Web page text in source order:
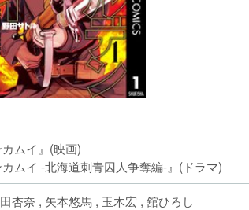
カムイ』(映画)
カムイ -北海道刺青囚人争奪編-』(ドラマ)
杏奈 , 矢本悠馬 , 玉木宏 , 舘ひろし